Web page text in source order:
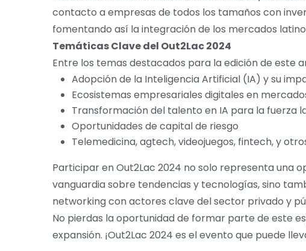
contacto a empresas de todos los tamaños con
fomentando así la integración de los mercados
Temáticas Clave del Out2Lac 2024
Entre los temas destacados para la edición de este
Adopción de la Inteligencia Artificial (IA) y su
Ecosistemas empresariales digitales en
Transformación del talento en IA para la fuerza
Oportunidades de capital de riesgo
Telemedicina, agtech, videojuegos, fintech, y
Participar en Out2Lac 2024 no solo representa una
vanguardia sobre tendencias y tecnologías, sino
networking con actores clave del sector privado y
No pierdas la oportunidad de formar parte de este
expansión. ¡Out2Lac 2024 es el evento que puede